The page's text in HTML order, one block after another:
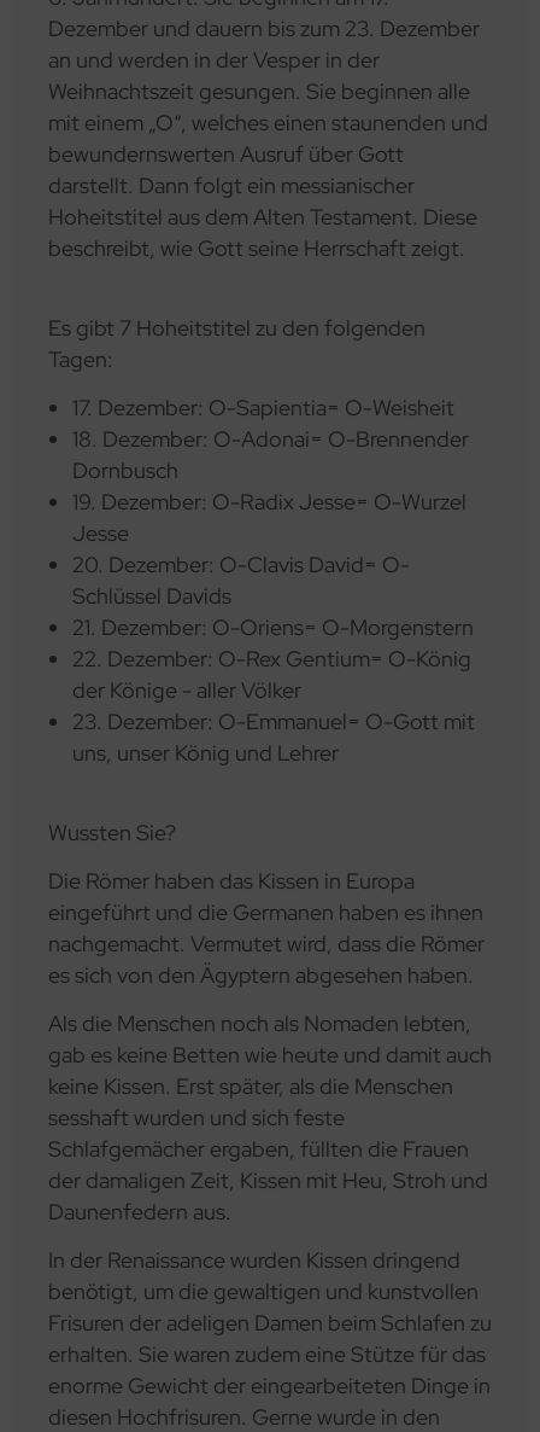
Dezember und dauern bis zum 23. Dezember
an und werden in der Vesper in der
Weihnachtszeit gesungen. Sie beginnen alle
mit einem „O“, welches einen staunenden und
bewundernswerten Ausruf über Gott
darstellt. Dann folgt ein messianischer
Hoheitstitel aus dem Alten Testament. Diese
beschreibt, wie Gott seine Herrschaft zeigt.
Es gibt 7 Hoheitstitel zu den folgenden
Tagen:
17. Dezember: O-Sapientia= O-Weisheit
18. Dezember: O-Adonai= O-Brennender
Dornbusch
19. Dezember: O-Radix Jesse= O-Wurzel
Jesse
20. Dezember: O-Clavis David= O-
Schlüssel Davids
21. Dezember: O-Oriens= O-Morgenstern
22. Dezember: O-Rex Gentium= O-König
der Könige - aller Völker
23. Dezember: O-Emmanuel= O-Gott mit
uns, unser König und Lehrer
Wussten Sie?
Die Römer haben das Kissen in Europa
eingeführt und die Germanen haben es ihnen
nachgemacht. Vermutet wird, dass die Römer
es sich von den Ägyptern abgesehen haben.
Als die Menschen noch als Nomaden lebten,
gab es keine Betten wie heute und damit auch
keine Kissen. Erst später, als die Menschen
sesshaft wurden und sich feste
Schlafgemächer ergaben, füllten die Frauen
der damaligen Zeit, Kissen mit Heu, Stroh und
Daunenfedern aus.
In der Renaissance wurden Kissen dringend
benötigt, um die gewaltigen und kunstvollen
Frisuren der adeligen Damen beim Schlafen zu
erhalten. Sie waren zudem eine Stütze für das
enorme Gewicht der eingearbeiteten Dinge in
diesen Hochfrisuren. Gerne wurde in den